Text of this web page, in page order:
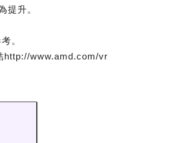
提升。
。
http://www.amd.com/vr